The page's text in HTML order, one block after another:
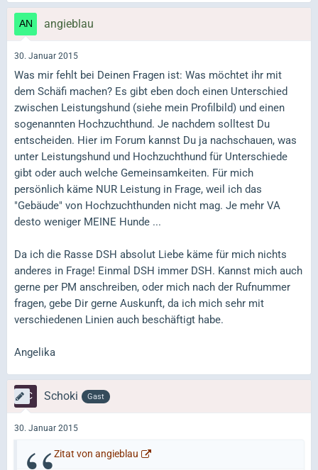
angieblau
30. Januar 2015
Was mir fehlt bei Deinen Fragen ist: Was möchtet ihr mit
dem Schäfi machen? Es gibt eben doch einen Unterschied
zwischen Leistungshund (siehe mein Profilbild) und einen
sogenannten Hochzuchthund. Je nachdem solltest Du
entscheiden. Hier im Forum kannst Du ja nachschauen, was
unter Leistungshund und Hochzuchthund für Unterschiede
gibt oder auch welche Gemeinsamkeiten. Für mich
persönlich käme NUR Leistung in Frage, weil ich das
"Gebäude" von Hochzuchthunden nicht mag. Je mehr VA
desto weniger MEINE Hunde ...
Da ich die Rasse DSH absolut Liebe käme für mich nichts
anderes in Frage! Einmal DSH immer DSH. Kannst mich auch
gerne per PM anschreiben, oder mich nach der Rufnummer
fragen, gebe Dir gerne Auskunft, da ich mich sehr mit
verschiedenen Linien auch beschäftigt habe.
Angelika
Schoki Gast
30. Januar 2015
Zitat von angieblau